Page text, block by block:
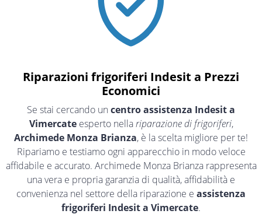
Riparazioni frigoriferi Indesit a Prezzi
Economici
Se stai cercando un centro assistenza Indesit a
Vimercateesperto nellariparazione di frigoriferi,
Archimede Monza Brianza, è la scelta migliore per te!
Ripariamo e testiamo ogni apparecchio in modo veloce
affidabile e accurato. Archimede Monza Brianza rappresenta
una vera e propria garanzia di qualità, affidabilità e
convenienza nel settore della riparazione e assistenza
frigoriferi Indesit a Vimercate.